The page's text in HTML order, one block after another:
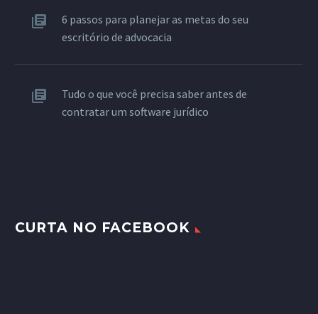
6 passos para planejar as metas do seu
escritório de advocacia
Tudo o que você precisa saber antes de
contratar um software jurídico
CURTA NO FACEBOOK